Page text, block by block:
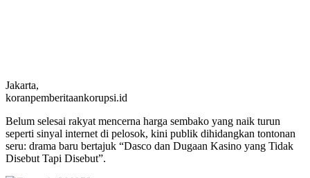
Jakarta,
koranpemberitaankorupsi.id
Belum selesai rakyat mencerna harga sembako yang naik turun
seperti sinyal internet di pelosok, kini publik dihidangkan tontonan
seru: drama baru bertajuk “Dasco dan Dugaan Kasino yang Tidak
Disebut Tapi Disebut”.